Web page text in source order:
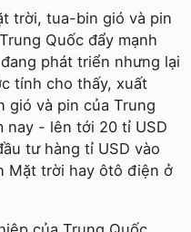
trời, tua-bin gió và pin
Quốc đẩy mạnh
phát triển nhưng lại
tính cho thấy, xuất
gió và pin của Trung
nay - lên tới 20 tỉ USD
tư hàng tỉ USD vào
Mặt trời hay ôtô điện ở